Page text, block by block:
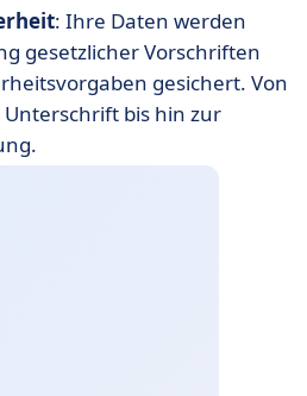
: Ihre Daten werden
gesetzlicher Vorschriften
gesichert. Von
bis hin zur